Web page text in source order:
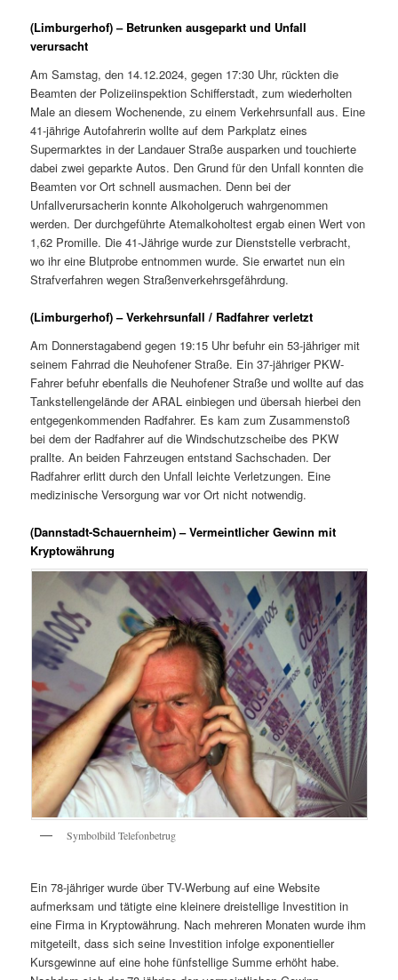
(Limburgerhof) – Betrunken ausgeparkt und Unfall
verursacht
Am Samstag, den 14.12.2024, gegen 17:30 Uhr, rückten die
Beamten der Polizeiinspektion Schifferstadt, zum wiederholten
Male an diesem Wochenende, zu einem Verkehrsunfall aus. Eine
41-jährige Autofahrerin wollte auf dem Parkplatz eines
Supermarktes in der Landauer Straße ausparken und touchierte
dabei zwei geparkte Autos. Den Grund für den Unfall konnten die
Beamten vor Ort schnell ausmachen. Denn bei der
Unfallverursacherin konnte Alkoholgeruch wahrgenommen
werden. Der durchgeführte Atemalkoholtest ergab einen Wert von
1,62 Promille. Die 41-Jährige wurde zur Dienststelle verbracht,
wo ihr eine Blutprobe entnommen wurde. Sie erwartet nun ein
Strafverfahren wegen Straßenverkehrsgefährdung.
(Limburgerhof) – Verkehrsunfall / Radfahrer verletzt
Am Donnerstagabend gegen 19:15 Uhr befuhr ein 53-jähriger mit
seinem Fahrrad die Neuhofener Straße. Ein 37-jähriger PKW-
Fahrer befuhr ebenfalls die Neuhofener Straße und wollte auf das
Tankstellengelände der ARAL einbiegen und übersah hierbei den
entgegenkommenden Radfahrer. Es kam zum Zusammenstoß
bei dem der Radfahrer auf die Windschutzscheibe des PKW
prallte. An beiden Fahrzeugen entstand Sachschaden. Der
Radfahrer erlitt durch den Unfall leichte Verletzungen. Eine
medizinische Versorgung war vor Ort nicht notwendig.
(Dannstadt-Schauernheim) – Vermeintlicher Gewinn mit
Kryptowährung
Symbolbild Telefonbetrug
Ein 78-jähriger wurde über TV-Werbung auf eine Website
aufmerksam und tätigte eine kleinere dreistellige Investition in
eine Firma in Kryptowährung. Nach mehreren Monaten wurde ihm
mitgeteilt, dass sich seine Investition infolge exponentieller
Kursgewinne auf eine hohe fünfstellige Summe erhöht habe.